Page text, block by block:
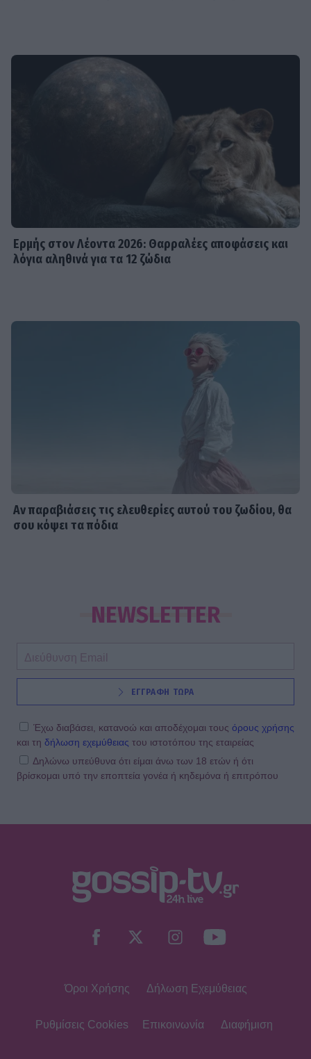
Ερμής στον Λέοντα 2026: Θαρραλέες αποφάσεις και
λόγια αληθινά για τα 12 ζώδια
Αν παραβιάσεις τις ελευθερίες αυτού του ζωδίου, θα
σου κόψει τα πόδια
NEWSLETTER
ΕΓΓΡΑΦΗ ΤΩΡΑ
Έχω διαβάσει, κατανοώ και αποδέχομαι τους όρους χρήσης
και τη δήλωση εχεμύθειας του ιστοτόπου της εταιρείας
Δηλώνω υπεύθυνα ότι είμαι άνω των 18 ετών ή ότι
βρίσκομαι υπό την εποπτεία γονέα ή κηδεμόνα ή επιτρόπου
Όροι Χρήσης Δήλωση Εχεμύθειας
Ρυθμίσεις Cookies Επικοινωνία Διαφήμιση